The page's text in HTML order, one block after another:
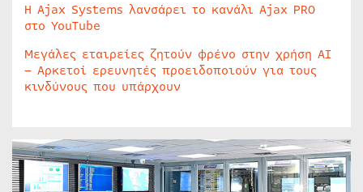
Η Ajax Systems λανσάρει το κανάλι Ajax PRO
στο YouTube
Μεγάλες εταιρείες ζητούν φρένο στην χρήση AI
– Αρκετοί ερευνητές προειδοποιούν για τους
κινδύνους που υπάρχουν